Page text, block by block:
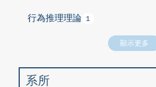
行為推理理論 1
顯示更多
系所